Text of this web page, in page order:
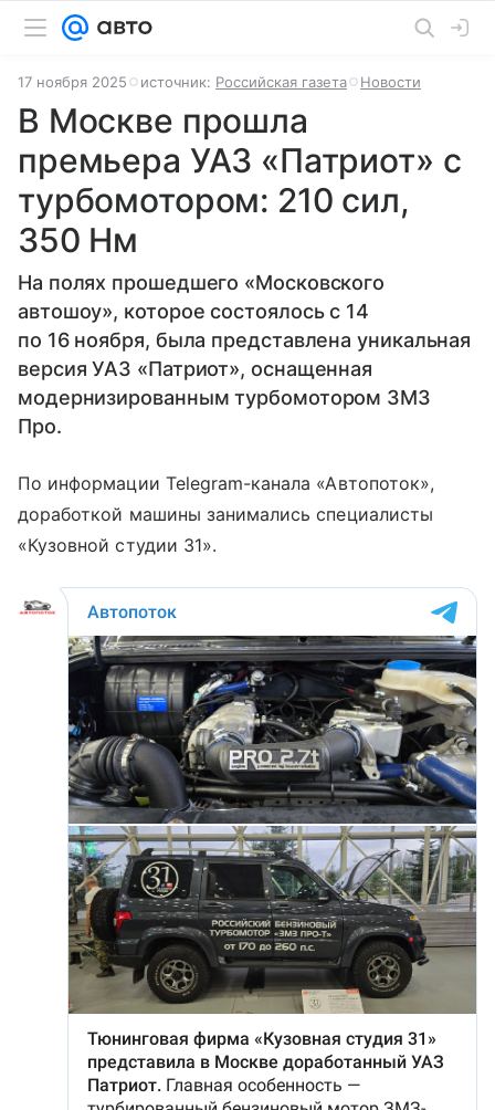
17 ноября 2025 источник: Российская газета Новости
В Москве прошла
премьера УАЗ «Патриот» с
турбомотором: 210 сил,
350 Нм
На полях прошедшего «Московского
автошоу», которое состоялось с 14
по 16 ноября, была представлена уникальная
версия УАЗ «Патриот», оснащенная
модернизированным турбомотором ЗМЗ
Про.
По информации Telegram-канала «Автопоток»,
доработкой машины занимались специалисты
«Кузовной студии 31».